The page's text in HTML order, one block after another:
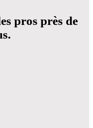
pros près de